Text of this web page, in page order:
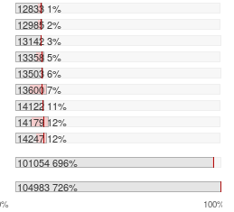
12833 1%
12985 2%
13142 3%
13358 5%
13503 6%
13600 7%
14122 11%
14179 12%
14247 12%
101054 696%
104983 726%
100%